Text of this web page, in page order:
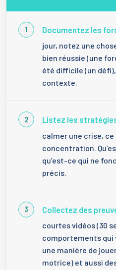
Documentez les
jour, notez une
bien réussie (une
été difficile (un
contexte.
Listez les
calmer une crise,
concentration.
qu’est-ce qui ne
précis.
Collectez des
courtes vidéos (30
comportements qui
une manière de
motrice) et aussi